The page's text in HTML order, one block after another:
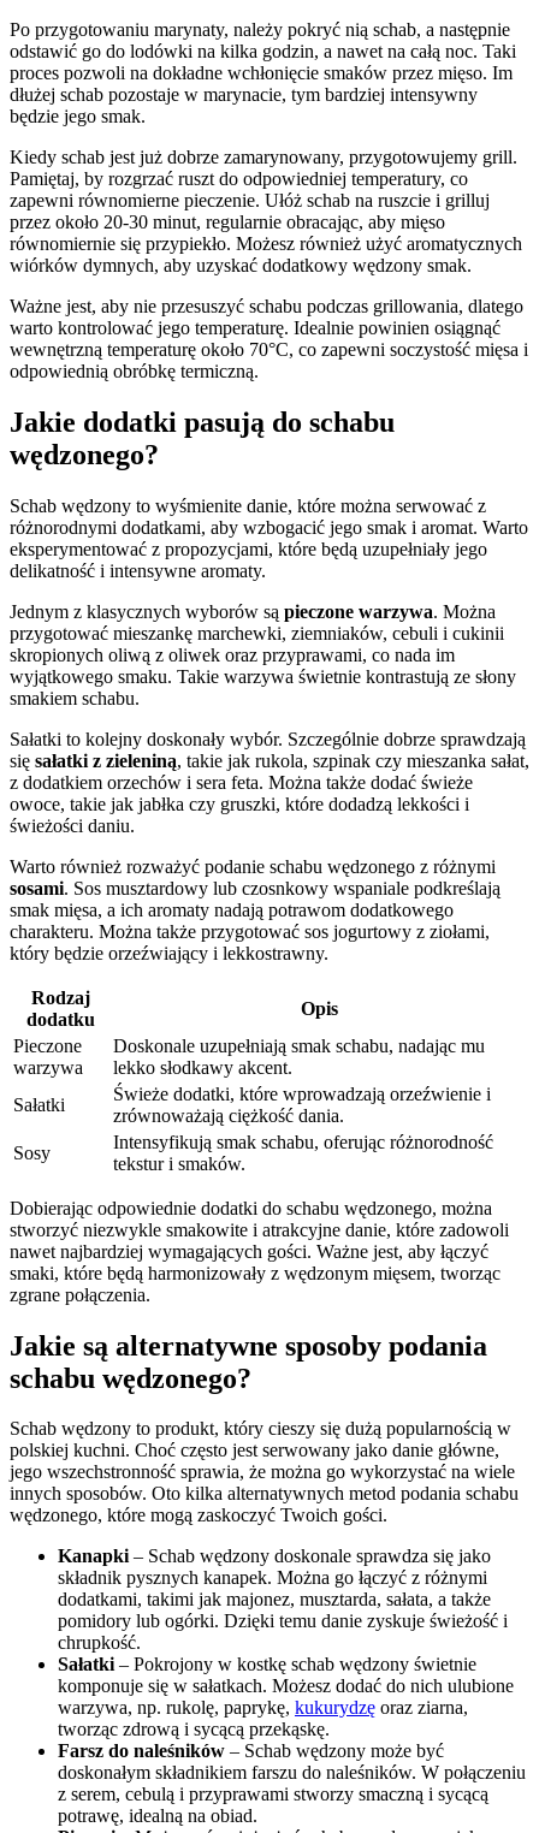
Po przygotowaniu marynaty, należy pokryć nią schab, a następnie
odstawić go do lodówki na kilka godzin, a nawet na całą noc. Taki
proces pozwoli na dokładne wchłonięcie smaków przez mięso. Im
dłużej schab pozostaje w marynacie, tym bardziej intensywny
będzie jego smak.
Kiedy schab jest już dobrze zamarynowany, przygotowujemy grill.
Pamiętaj, by rozgrzać ruszt do odpowiedniej temperatury, co
zapewni równomierne pieczenie. Ułóż schab na ruszcie i grilluj
przez około 20-30 minut, regularnie obracając, aby mięso
równomiernie się przypiekło. Możesz również użyć aromatycznych
wiórków dymnych, aby uzyskać dodatkowy wędzony smak.
Ważne jest, aby nie przesuszyć schabu podczas grillowania, dlatego
warto kontrolować jego temperaturę. Idealnie powinien osiągnąć
wewnętrzną temperaturę około 70°C, co zapewni soczystość mięsa i
odpowiednią obróbkę termiczną.
Jakie dodatki pasują do schabu
wędzonego?
Schab wędzony to wyśmienite danie, które można serwować z
różnorodnymi dodatkami, aby wzbogacić jego smak i aromat. Warto
eksperymentować z propozycjami, które będą uzupełniały jego
delikatność i intensywne aromaty.
Jednym z klasycznych wyborów są pieczone warzywa. Można
przygotować mieszankę marchewki, ziemniaków, cebuli i cukinii
skropionych oliwą z oliwek oraz przyprawami, co nada im
wyjątkowego smaku. Takie warzywa świetnie kontrastują ze słony
smakiem schabu.
Sałatki to kolejny doskonały wybór. Szczególnie dobrze sprawdzają
się sałatki z zieleniną, takie jak rukola, szpinak czy mieszanka sałat,
z dodatkiem orzechów i sera feta. Można także dodać świeże
owoce, takie jak jabłka czy gruszki, które dodadzą lekkości i
świeżości daniu.
Warto również rozważyć podanie schabu wędzonego z różnymi
sosami. Sos musztardowy lub czosnkowy wspaniale podkreślają
smak mięsa, a ich aromaty nadają potrawom dodatkowego
charakteru. Można także przygotować sos jogurtowy z ziołami,
który będzie orzeźwiający i lekkostrawny.
Rodzaj
dodatku
Opis
Pieczone
warzywa
Doskonale uzupełniają smak schabu, nadając mu
lekko słodkawy akcent.
Sałatki
Świeże dodatki, które wprowadzają orzeźwienie i
zrównoważają ciężkość dania.
Sosy
Intensyfikują smak schabu, oferując różnorodność
tekstur i smaków.
Dobierając odpowiednie dodatki do schabu wędzonego, można
stworzyć niezwykle smakowite i atrakcyjne danie, które zadowoli
nawet najbardziej wymagających gości. Ważne jest, aby łączyć
smaki, które będą harmonizowały z wędzonym mięsem, tworząc
zgrane połączenia.
Jakie są alternatywne sposoby podania
schabu wędzonego?
Schab wędzony to produkt, który cieszy się dużą popularnością w
polskiej kuchni. Choć często jest serwowany jako danie główne,
jego wszechstronność sprawia, że można go wykorzystać na wiele
innych sposobów. Oto kilka alternatywnych metod podania schabu
wędzonego, które mogą zaskoczyć Twoich gości.
Kanapki– Schab wędzony doskonale sprawdza się jako
składnik pysznych kanapek. Można go łączyć z różnymi
dodatkami, takimi jak majonez, musztarda, sałata, a także
pomidory lub ogórki. Dzięki temu danie zyskuje świeżość i
chrupkość.
Sałatki– Pokrojony w kostkę schab wędzony świetnie
komponuje się w sałatkach. Możesz dodać do nich ulubione
warzywa, np. rukolę, paprykę, kukurydzę oraz ziarna,
tworząc zdrową i sycącą przekąskę.
Farsz do naleśników – Schab wędzony może być
doskonałym składnikiem farszu do naleśników. W połączeniu
z serem, cebulą i przyprawami stworzy smaczną i sycącą
potrawę, idealną na obiad.